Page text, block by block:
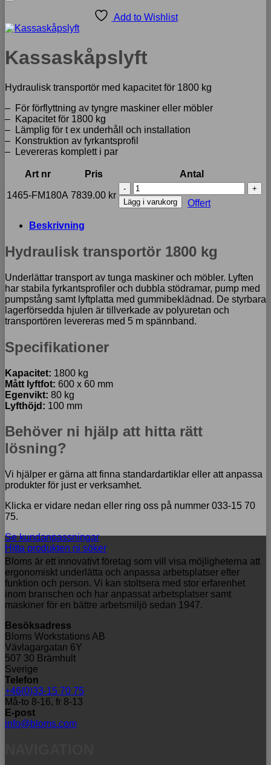
Add to Wishlist
Kassaskåpslyft
Hydraulisk transportör med kapacitet för 1800 kg
– För förflyttning av tyngre maskiner eller möbler
– Kapacitet för 1800 kg
– Lämplig för t ex underhåll och installation
– Konstruktion av fyrkantsprofil
– Levereras komplett i par
Art nr Pris Antal
1465-FM180A 7839.00 kr
Kassaskåpslyft
mängd
Lägg i varukorg Offert
Beskrivning
Hydraulisk transportör 1800 kg
Underlättar transport av tunga maskiner och möbler. Lyften
har stabila fyrkantsprofiler och dubbla stödramar, pump med
pumpstång samt lyftplatta med gummibeklädnad. De styrbara
lagerförsedda hjulen är tillverkade av polyuretan och
transportören levereras med 5 m spännband.
Specifikationer
Kapacitet: 1800 kg
Mått lyftfot: 600 x 60 mm
Egenvikt: 80 kg
Lyfthöjd: 100 mm
Behöver ni hjälp att hitta rätt
lösning?
Vi hjälper er gärna att finna standardartiklar eller att anpassa
produkter för just er verksamhet.
Klicka er vidare nedan eller ring oss på nummer 033-15 70
75.
Se kundanpassningar
Hitta produkten ni söker
Bloms är ett innovativt företag som vill visa möjligheterna att
ergonomiskt underlätta och anpassa arbetsplatser efter
funktion och person. Vi kan stoltsera med stor erfarenhet
inom branschen och har anpassat arbetsplatser samt
maskiner för en bättre arbetsmiljö sedan 1947.
Besöksadress
Bloms Workstations AB
Vävlagargatan 6Y
507 30 Brämhult
Sverige
Telefon
+46(0)33-15 70 75
Må-to 8-16, fr 8-13
E-post
info@bloms.com